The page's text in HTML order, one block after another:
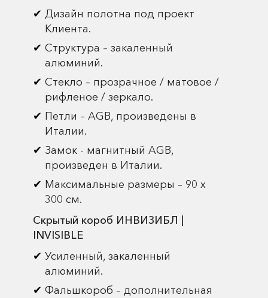
Дизайн полотна под проект
Клиента.
Структура – закаленный
алюминий.
Стекло – прозрачное / матовое /
рифленое / зеркало.
Петли – AGB, произведены в
Италии.
Замок - магнитный AGB,
произведен в Италии.
Максимальные размеры – 90 х
300 см.
Скрытый короб ИНВИЗИБЛ |
INVISIBLE
Усиленный, закаленный
алюминий.
Фальшкороб – дополнительная